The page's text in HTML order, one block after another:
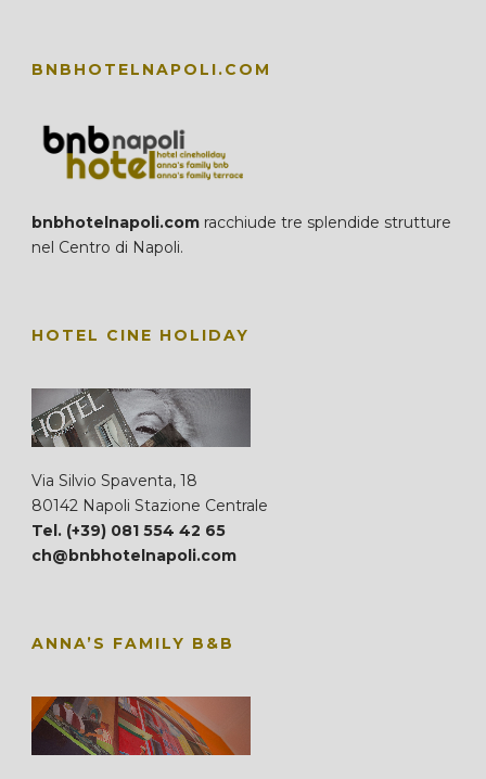
BNBHOTELNAPOLI.COM
bnbhotelnapoli.com racchiude tre splendide strutture
nel Centro di Napoli.
HOTEL CINE HOLIDAY
Via Silvio Spaventa, 18
80142 Napoli Stazione Centrale
Tel. (+39) 081 554 42 65
ch@bnbhotelnapoli.com
ANNA’S FAMILY B&B